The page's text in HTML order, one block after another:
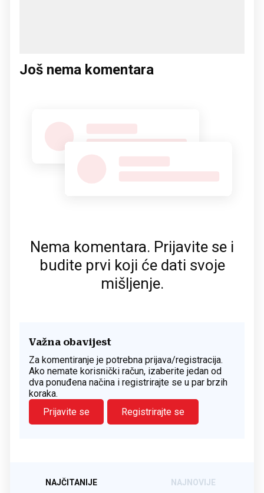
Još nema komentara
Nema komentara. Prijavite se i
budite prvi koji će dati svoje
mišljenje.
Važna obavijest
Za komentiranje je potrebna prijava/registracija.
Ako nemate korisnički račun, izaberite jedan od
dva ponuđena načina i registrirajte se u par brzih
koraka.
Prijavite se
Registrirajte se
NAJČITANIJE NAJNOVIJE